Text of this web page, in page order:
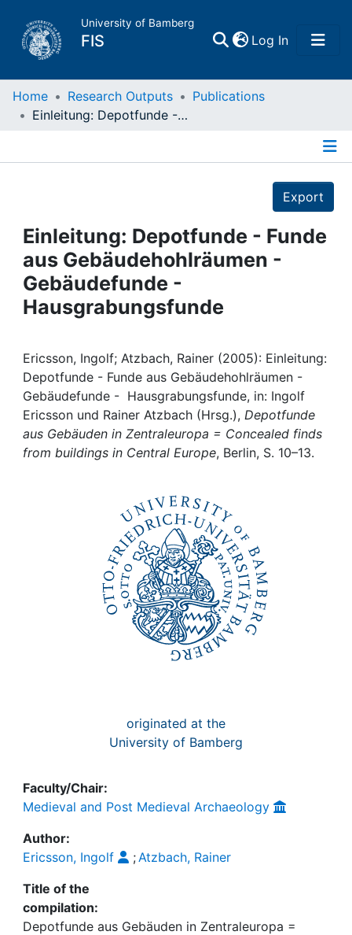
University of Bamberg
FIS Log In(current)
Home
Projects
People
Institutions
Awards
My FIS
Help
Home Research Outputs
Publications
Einleitung: Depotfunde - Funde aus Gebäudehohlräumen - Gebäudefunde - Hausgrabungsfunde
Export
Einleitung: Depotfunde - Funde
aus Gebäudehohlräumen -
Gebäudefunde -
Hausgrabungsfunde
Ericsson, Ingolf; Atzbach, Rainer (2005): Einleitung:
Depotfunde - Funde aus Gebäudehohlräumen -
Gebäudefunde - Hausgrabungsfunde, in: Ingolf
Ericsson und Rainer Atzbach (Hrsg.), Depotfunde
aus Gebäuden in Zentraleuropa = Concealed finds
from buildings in Central Europe, Berlin, S. 10–13.
originated at the
University of Bamberg
Faculty/Chair:
Medieval and Post Medieval Archaeology
Author:
Ericsson, Ingolf
;Atzbach, Rainer
Title of the
compilation:
Depotfunde aus Gebäuden in Zentraleuropa =